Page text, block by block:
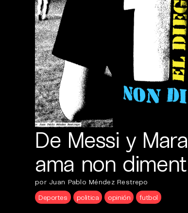
De Messi y
ama non
por Juan Pablo Méndez Restrepo
Deportes
politica opinión futbol